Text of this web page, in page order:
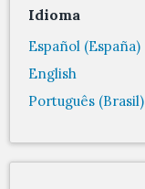
Idioma
Español (España)
English
Português (Brasil)